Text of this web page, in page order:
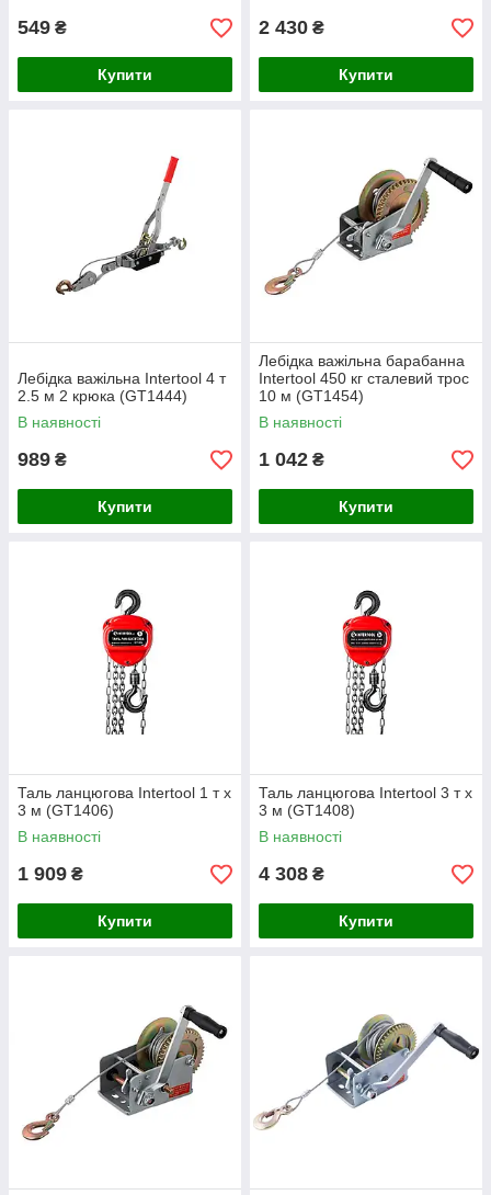
549 ₴
Купити
2 430 ₴
Купити
Лебідка важільна Intertool 4 т
2.5 м 2 крюка (GT1444)
В наявності
989 ₴
Купити
Лебідка важільна барабанна
Intertool 450 кг сталевий трос
10 м (GT1454)
В наявності
1 042 ₴
Купити
Таль ланцюгова Intertool 1 т х
3 м (GT1406)
В наявності
1 909 ₴
Купити
Таль ланцюгова Intertool 3 т х
3 м (GT1408)
В наявності
4 308 ₴
Купити